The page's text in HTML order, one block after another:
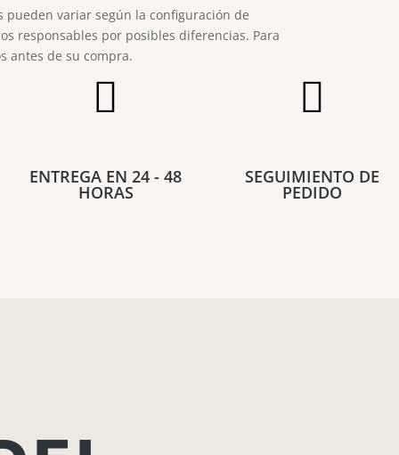
pueden variar según la configuración de
responsables por posibles diferencias. Para
antes de su compra.

ENTREGA EN 24 - 48
HORAS

SEGUIMIENTO DE
PEDIDO